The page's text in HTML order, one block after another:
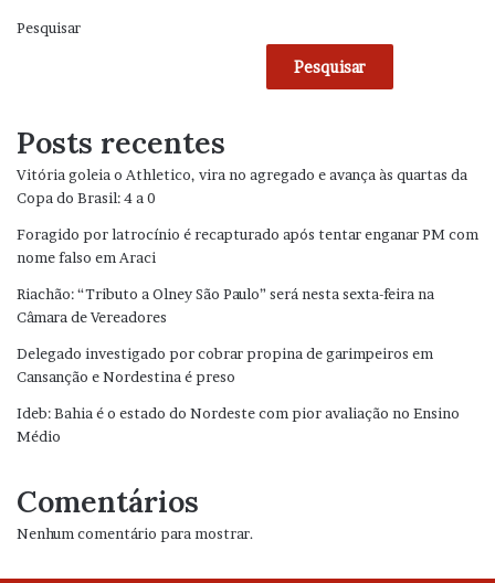
Pesquisar
Pesquisar
Posts recentes
Vitória goleia o Athletico, vira no agregado e avança às quartas da
Copa do Brasil: 4 a 0
Foragido por latrocínio é recapturado após tentar enganar PM com
nome falso em Araci
Riachão: “Tributo a Olney São Paulo” será nesta sexta-feira na
Câmara de Vereadores
Delegado investigado por cobrar propina de garimpeiros em
Cansanção e Nordestina é preso
Ideb: Bahia é o estado do Nordeste com pior avaliação no Ensino
Médio
Comentários
Nenhum comentário para mostrar.